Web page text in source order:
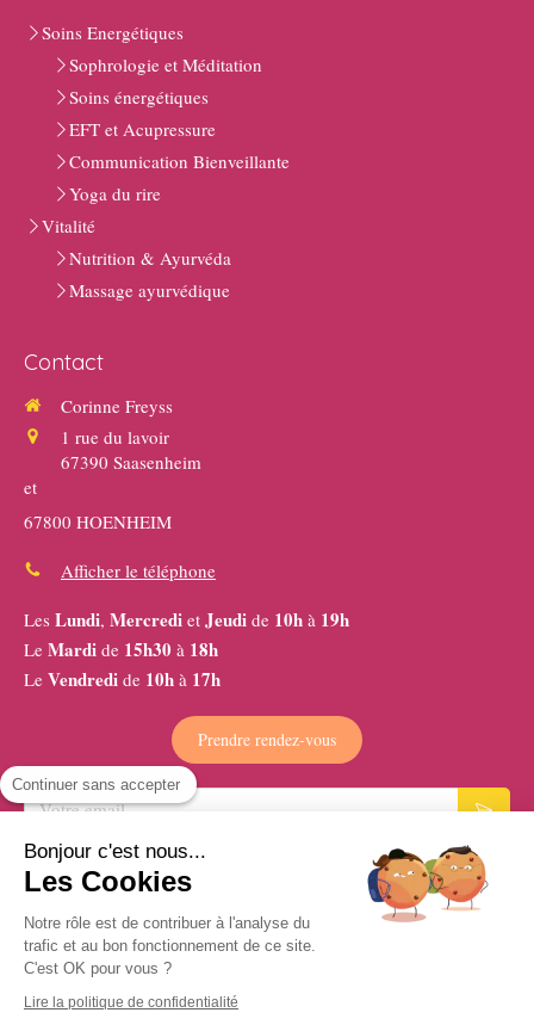
Soins Energétiques
Sophrologie et Méditation
Soins énergétiques
EFT et Acupressure
Communication Bienveillante
Yoga du rire
Vitalité
Nutrition & Ayurvéda
Massage ayurvédique
Contact
Corinne Freyss
1 rue du lavoir
67390 Saasenheim
et
67800 HOENHEIM
Afficher le téléphone
Les Lundi, Mercredi et Jeudi de 10h à 19h
Le Mardi de 15h30 à 18h
Le Vendredi de 10h à 17h
Prendre rendez-vous
Votre email
Mentions légales
Création et référencement du site par Simplébo
Continuer sans accepter
Bonjour c'est nous...
Les Cookies
Notre rôle est de contribuer à l'analyse du
trafic et au bon fonctionnement de ce site.
C'est OK pour vous ?
Lire la politique de confidentialité